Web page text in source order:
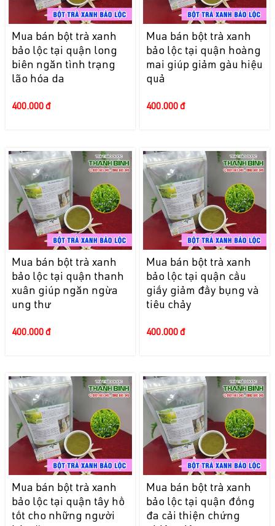
Mua bán bột trà xanh
bảo lộc tại quận long
biên ngăn tình trạng
lão hóa da
400.000 đ
Mua bán bột trà xanh
bảo lộc tại quận hoàng
mai giúp giảm gàu hiệu
quả
400.000 đ
Mua bán bột trà xanh
bảo lộc tại quận thanh
xuân giúp ngăn ngừa
ung thư
400.000 đ
Mua bán bột trà xanh
bảo lộc tại quận cầu
giấy giảm đầy bụng và
tiêu chảy
400.000 đ
Mua bán bột trà xanh
bảo lộc tại quận tây hồ
tốt cho những người
Mua bán bột trà xanh
bảo lộc tại quận đống
đa cải thiện chứng